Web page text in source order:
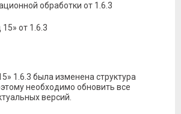
обработки от 1.6.3
от 1.6.3
1.6.3 была изменена структура
необходимо обновить все
версий.